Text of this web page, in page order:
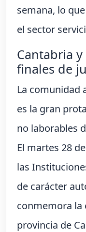
semana, lo
el sector
Cantabria
finales de
La comunidad
es la gran
no laborables
El martes 28
las
de carácter
conmemora la
provincia de